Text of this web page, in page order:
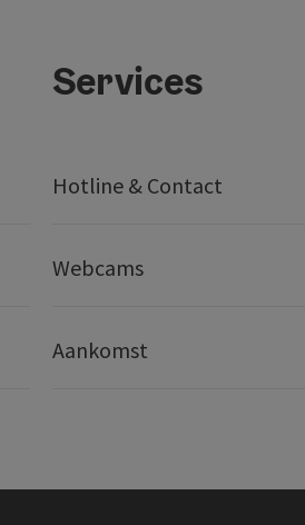
Services
Hotline & Contact
Webcams
Aankomst